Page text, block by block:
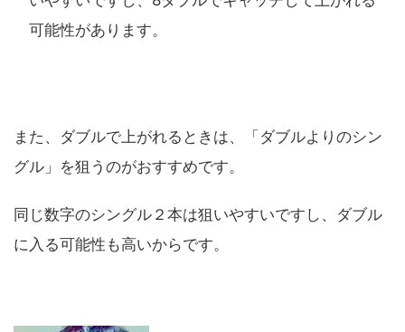
可能性があります。
また、ダブルで上がれるときは、「ダブルよりのシン
グル」を狙うのがおすすめです。
同じ数字のシングル２本は狙いやすいですし、ダブル
に入る可能性も高いからです。